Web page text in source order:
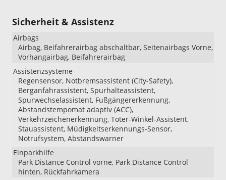
Sicherheit & Assistenz
Airbags
Airbag, Beifahrerairbag abschaltbar, Seitenairbags Vorne,
Vorhangairbag, Beifahrerairbag
Assistenzsysteme
Regensensor, Notbremsassistent (City-Safety),
Berganfahrassistent, Spurhalteassistent,
Spurwechselassistent, Fußgängererkennung,
Abstandstempomat adaptiv (ACC),
Verkehrzeichenerkennung, Toter-Winkel-Assistent,
Stauassistent, Müdigkeitserkennungs-Sensor,
Notrufsystem, Abstandswarner
Einparkhilfe
Park Distance Control vorne, Park Distance Control
hinten, Rückfahrkamera